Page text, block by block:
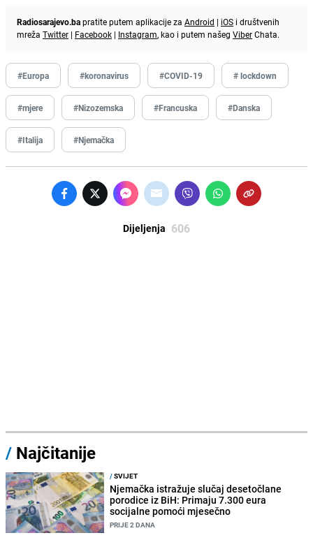
Radiosarajevo.bapratite putem aplikacije za Android | iOS i društvenih
mreža Twitter | Facebook | Instagram, kao i putem našeg ViberChata.
#Europa #koronavirus #COVID-19 # lockdown
#mjere #Nizozemska #Francuska #Danska
#Italija #Njemačka
Dijeljenja 606
/ Najčitanije
/SVIJET
Njemačka istražuje slučaj desetočlane
porodice iz BiH: Primaju 7.300 eura
socijalne pomoći mjesečno
PRIJE 2 DANA